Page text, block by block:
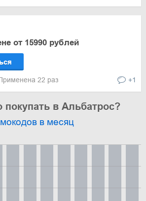
от 15990 рублей
22 раз +1
покупать в Альбатрос?
в месяц